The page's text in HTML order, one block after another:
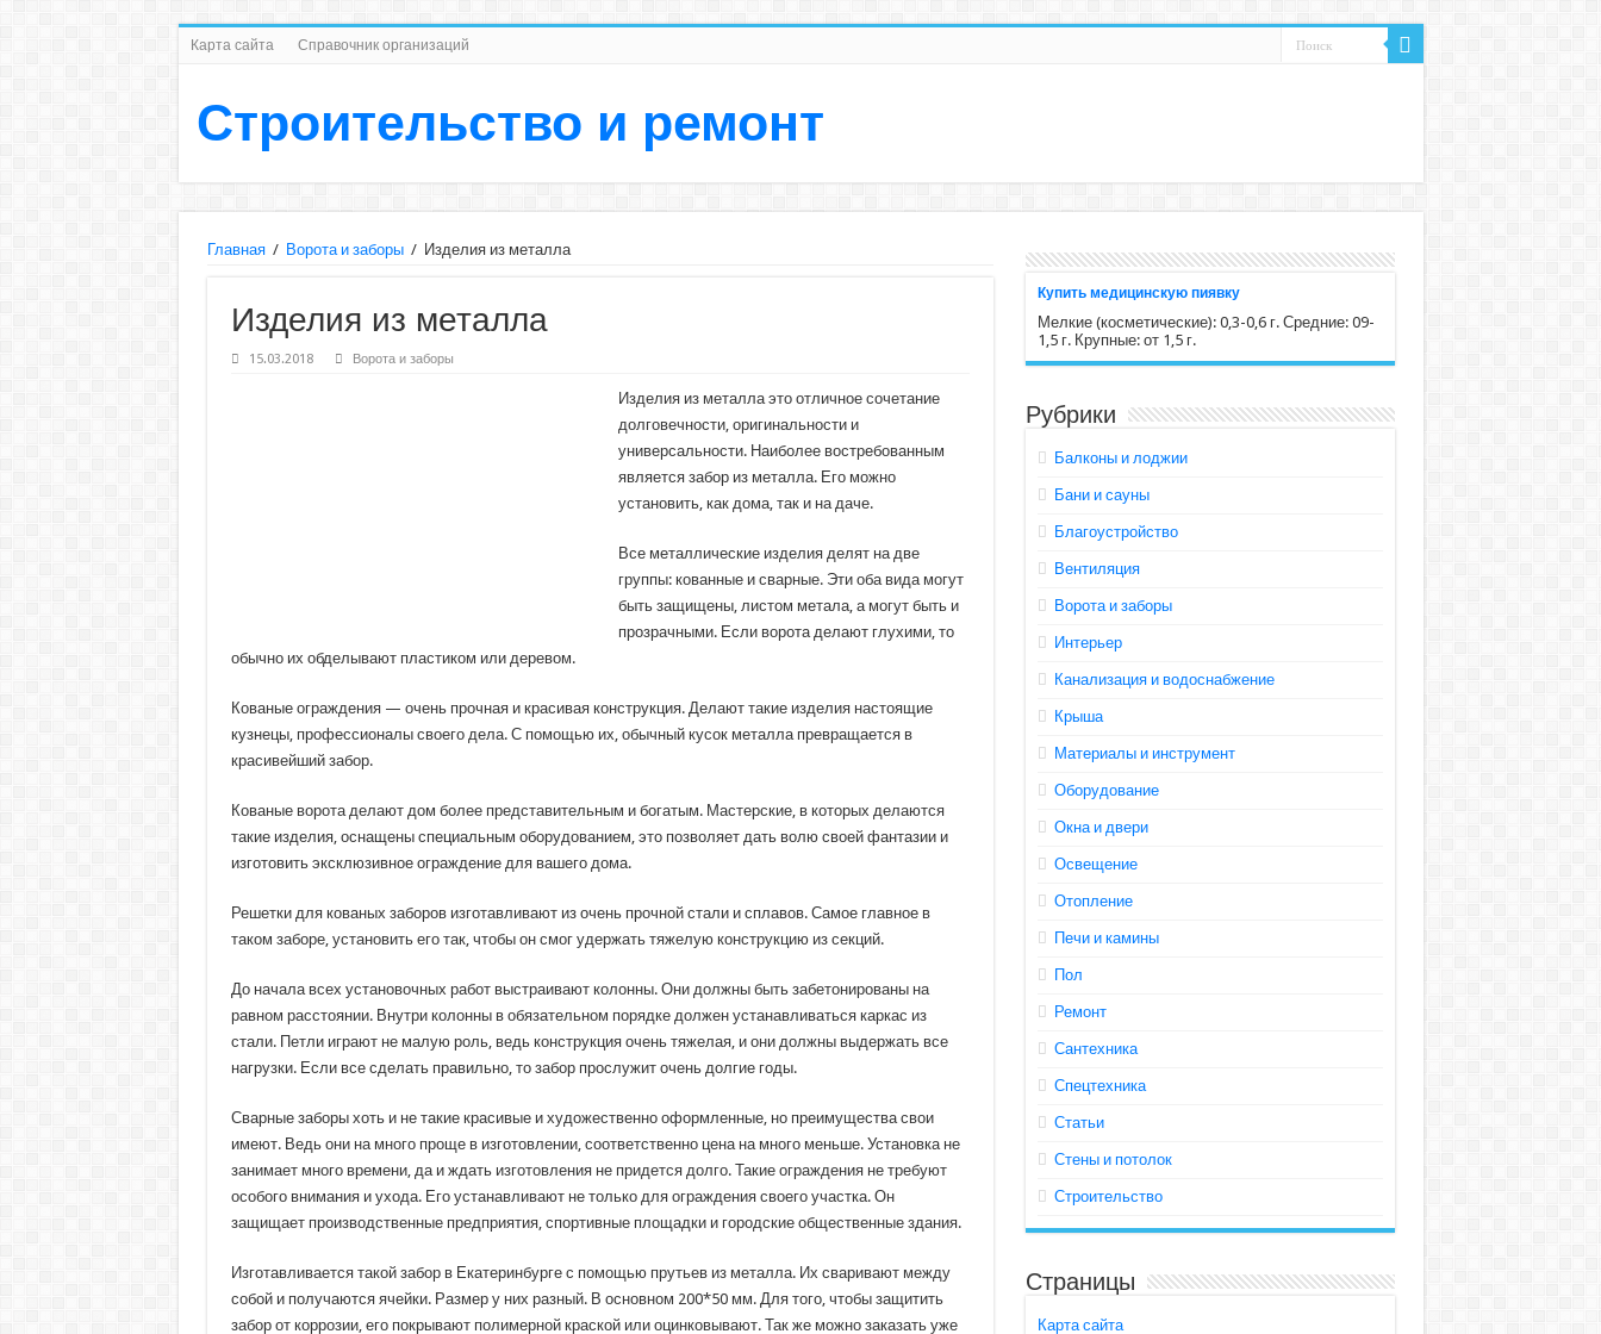
Карта сайта Справочник организаций
Строительство и ремонт
Главная / Ворота и заборы / Изделия из металла
Изделия из металла
15.03.2018 Ворота и заборы
Изделия из металла это отличное сочетание
долговечности, оригинальности и
универсальности. Наиболее востребованным
является забор из металла. Его можно
установить, как дома, так и на даче.
Все металлические изделия делят на две
группы: кованные и сварные. Эти оба вида могут
быть защищены, листом метала, а могут быть и
прозрачными. Если ворота делают глухими, то
обычно их обделывают пластиком или деревом.
Кованые ограждения — очень прочная и красивая конструкция. Делают такие изделия настоящие
кузнецы, профессионалы своего дела. С помощью их, обычный кусок металла превращается в
красивейший забор.
Кованые ворота делают дом более представительным и богатым. Мастерские, в которых делаются
такие изделия, оснащены специальным оборудованием, это позволяет дать волю своей фантазии и
изготовить эксклюзивное ограждение для вашего дома.
Решетки для кованых заборов изготавливают из очень прочной стали и сплавов. Самое главное в
таком заборе, установить его так, чтобы он смог удержать тяжелую конструкцию из секций.
До начала всех установочных работ выстраивают колонны. Они должны быть забетонированы на
равном расстоянии. Внутри колонны в обязательном порядке должен устанавливаться каркас из
стали. Петли играют не малую роль, ведь конструкция очень тяжелая, и они должны выдержать все
нагрузки. Если все сделать правильно, то забор прослужит очень долгие годы.
Сварные заборы хоть и не такие красивые и художественно оформленные, но преимущества свои
имеют. Ведь они на много проще в изготовлении, соответственно цена на много меньше. Установка не
занимает много времени, да и ждать изготовления не придется долго. Такие ограждения не требуют
особого внимания и ухода. Его устанавливают не только для ограждения своего участка. Он
защищает производственные предприятия, спортивные площадки и городские общественные здания.
Изготавливается такой забор в Екатеринбурге с помощью прутьев из металла. Их сваривают между
собой и получаются ячейки. Размер у них разный. В основном 200*50 мм. Для того, чтобы защитить
забор от коррозии, его покрывают полимерной краской или оцинковывают. Так же можно заказать уже
Купить медицинскую пиявку
Мелкие (косметические): 0,3-0,6 г. Средние: 09-
1,5 г. Крупные: от 1,5 г.
Рубрики
Балконы и лоджии
Бани и сауны
Благоустройство
Вентиляция
Ворота и заборы
Интерьер
Канализация и водоснабжение
Крыша
Материалы и инструмент
Оборудование
Окна и двери
Освещение
Отопление
Печи и камины
Пол
Ремонт
Сантехника
Спецтехника
Статьи
Стены и потолок
Строительство
Страницы
Карта сайта